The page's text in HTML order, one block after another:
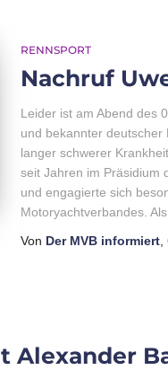
RENNSPORT
Nachruf
Leider ist am Abend des
und bekannter deutscher
langer schwerer
seit Jahren im Präsidium
und engagierte sich
Motoryachtverbandes.
Von Der MVB informiert
Alexander